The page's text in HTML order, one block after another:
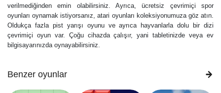
verilmediğinden emin olabilirsiniz. Ayrıca, ücretsiz çevrimiçi spor
oyunları oynamak istiyorsanız, atari oyunları koleksiyonumuza göz atın.
Oldukça fazla pist yarışı oyunu ve ayrıca hayvanlarla dolu bir dizi
çevrimiçi oyun var. Çoğu cihazda çalışır, yani tabletinizde veya ev
bilgisayarınızda oynayabilirsiniz.
Benzer oyunlar